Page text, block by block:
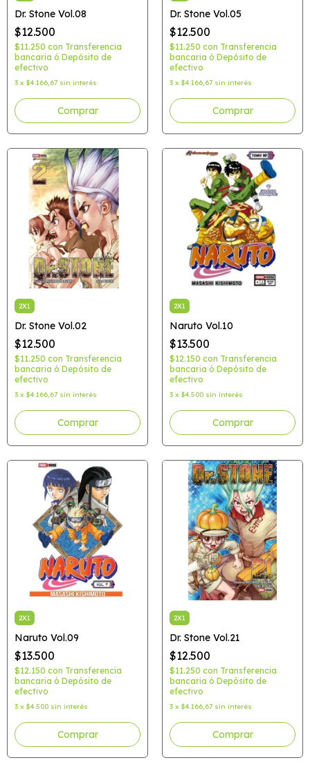
Dr. Stone Vol.08
$12.500
$11.250 con Transferencia
bancaria ó Depósito de
efectivo
3 x $4.166,67 sin interés
Dr. Stone Vol.05
$12.500
$11.250 con Transferencia
bancaria ó Depósito de
efectivo
3 x $4.166,67 sin interés
2X1
Dr. Stone Vol.02
$12.500
$11.250 con Transferencia
bancaria ó Depósito de
efectivo
3 x $4.166,67 sin interés
2X1
Naruto Vol.10
$13.500
$12.150 con Transferencia
bancaria ó Depósito de
efectivo
3 x $4.500 sin interés
2X1
Naruto Vol.09
$13.500
$12.150 con Transferencia
bancaria ó Depósito de
efectivo
3 x $4.500 sin interés
2X1
Dr. Stone Vol.21
$12.500
$11.250 con Transferencia
bancaria ó Depósito de
efectivo
3 x $4.166,67 sin interés